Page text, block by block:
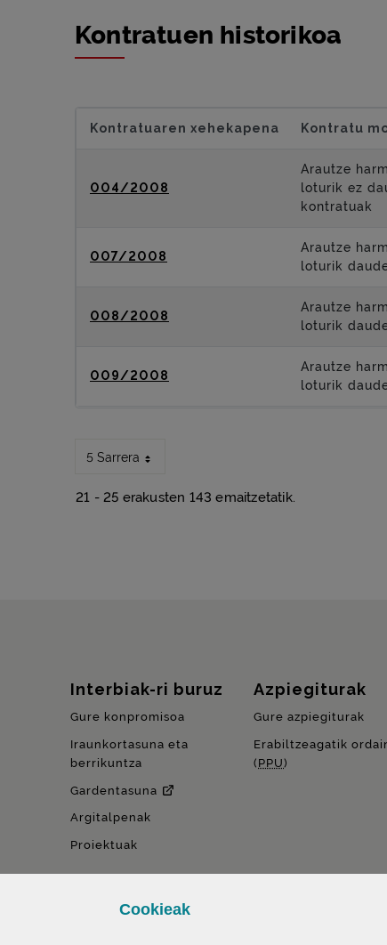
Kontratuen historikoa
Kontratuaren xehekapena Kontratu
004/2008
Arautze
loturik ez
kontratuak
007/2008
Arautze
loturik
008/2008
Arautze
loturik
009/2008
Arautze
loturik
5 Sarrera
21 - 25 erakusten 143 emaitzetatik.
Gunearen mapa
Interbiak-ri buruz
Gure konpromisoa
Iraunkortasuna eta
berrikuntza
Gardentasuna
Argitalpenak
Proiektuak
Azpiegiturak
Gure azpiegiturak
Erabiltzeagatik
( PPU)
Cookieak